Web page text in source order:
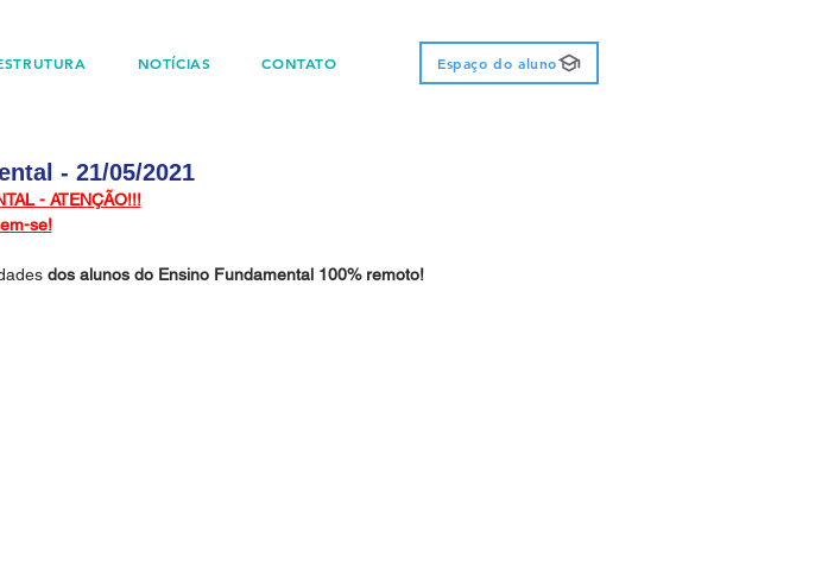
NOTÍCIAS CONTATO Espaço do aluno
- 21/05/2021
- ATENÇÃO!!!
se!
dos alunos do Ensino Fundamental 100% remoto!